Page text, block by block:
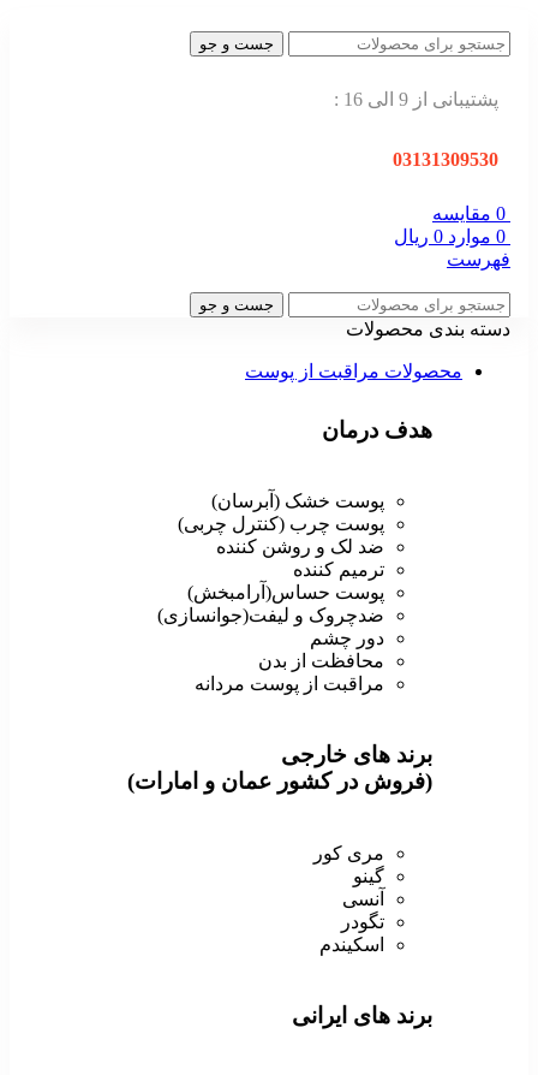
جست و جو
پشتیبانی از 9 الی 16 :
03131309530
0 مقایسه
0 موارد 0 ریال
فهرست
جست و جو
دسته بندی محصولات
محصولات مراقبت از پوست
هدف درمان
پوست خشک (آبرسان)
پوست چرب (کنترل چربی)
ضد لک و روشن کننده
ترمیم کننده
پوست حساس(آرامبخش)
ضدچروک و لیفت(جوانسازی)
دور چشم
محافظت از بدن
مراقبت از پوست مردانه
برند های خارجی
(فروش در کشور عمان و امارات)
مری کور
گینو
آنسی
تگودر
اسکیندم
برند های ایرانی